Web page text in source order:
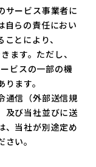
サービス事業者に
自らの責任におい
とにより、
ます。ただし、
ビスの一部の機
ます。
通信（外部送信規
及び当社並びに送
、当社が別途定め
い。